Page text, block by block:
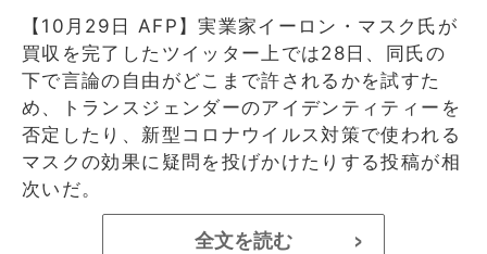
【10月29日 AFP】実業家イーロン・マスク氏が
買収を完了したツイッター上では28日、同氏の
下で言論の自由がどこまで許されるかを試すた
め、トランスジェンダーのアイデンティティーを
否定したり、新型コロナウイルス対策で使われる
マスクの効果に疑問を投げかけたりする投稿が相
次いだ。
全文を読む >